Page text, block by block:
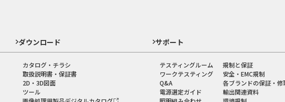
ダウンロード
カタログ・チラシ
取扱説明書・保証書
2D・3D図面
ツール
サポート
テスティングルーム
ワークテスティング
Q&A
電源選定ガイド
規制と保証
安全・EMC規制
各ブランドの保証・修
輸出関連資料